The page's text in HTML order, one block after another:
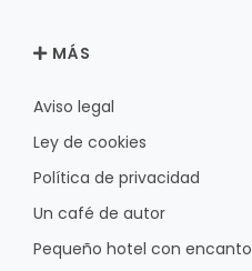
MÁS
Aviso legal
Ley de cookies
Política de privacidad
Un café de autor
Pequeño hotel con encanto